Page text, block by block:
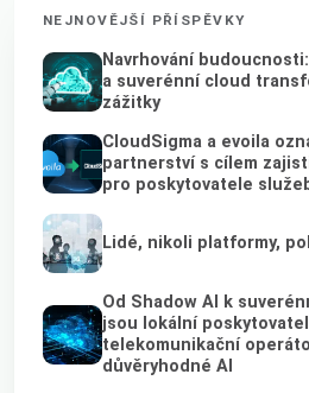
NEJNOVĚJŠÍ PŘÍSPĚVKY
Navrhování
a suverénní cloud
zážitky
CloudSigma a evoila
partnerství s cílem
pro poskytovatele
Lidé, nikoli platformy,
Od Shadow AI k
jsou lokální
telekomunikační
důvěryhodné AI